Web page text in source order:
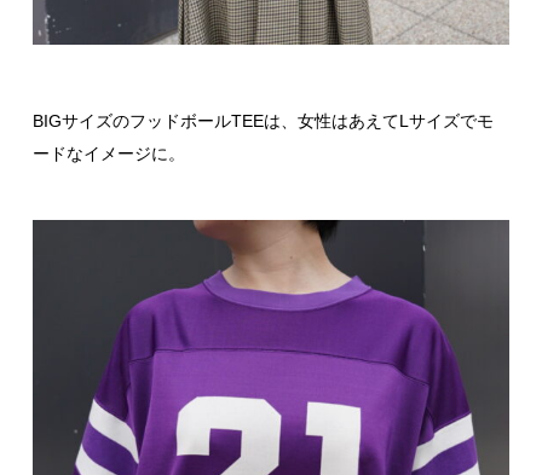
BIGサイズのフッドボールTEEは、女性はあえてLサイズでモ
ードなイメージに。